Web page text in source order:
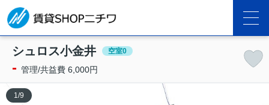
シュロス小金井 空室0
- 管理/共益費 6,000円
1 /9